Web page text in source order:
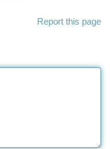
Report this page